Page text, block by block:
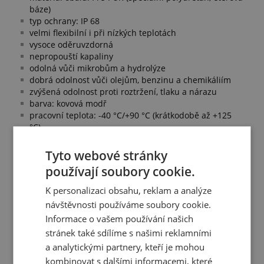
báze)
typ ochrany: IP 68
velmi flexibilní i při nízkých teplotách
vysoce oděruvzdorná
nepropouští kapaliny
odolná vůči mikrobům a hydrolýze
dobrá odolnost vůči olejům, benzinu a chemikáliím
zvýšená odolnost proti roztržení, tlaku a nárazu
barva: kovová modř
pracovní teplota: -40 °C/+90 °C (krátkodobě až +125
°C)
typ ochrany dle EN 60529
odpovídá směrnici RoHS
Přehled vlastností
Rozměr koncovky:
21
Tyto webové stránky
používají soubory cookie.
K personalizaci obsahu, reklam a analýze
návštěvnosti používáme soubory cookie.
Informace o vašem používání našich
stránek také sdílíme s našimi reklamními
a analytickými partnery, kteří je mohou
kombinovat s dalšími informacemi, které